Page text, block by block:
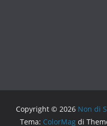
Copyright © 2026 Non di
Tema: ColorMag di